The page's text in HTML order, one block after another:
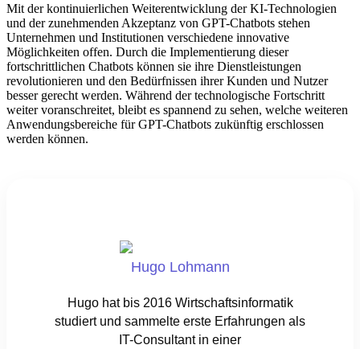
Mit der kontinuierlichen Weiterentwicklung der KI-Technologien
und der zunehmenden Akzeptanz von GPT-Chatbots stehen
Unternehmen und Institutionen verschiedene innovative
Möglichkeiten offen. Durch die Implementierung dieser
fortschrittlichen Chatbots können sie ihre Dienstleistungen
revolutionieren und den Bedürfnissen ihrer Kunden und Nutzer
besser gerecht werden. Während der technologische Fortschritt
weiter voranschreitet, bleibt es spannend zu sehen, welche weiteren
Anwendungsbereiche für GPT-Chatbots zukünftig erschlossen
werden können.
Hugo Lohmann
Hugo hat bis 2016 Wirtschaftsinformatik
studiert und sammelte erste Erfahrungen als
IT-Consultant in einer